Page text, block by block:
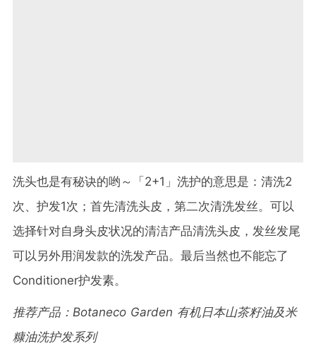
洗头也是有秘诀的哟～「2+1」洗护的意思是：清洗2
次、护发1次；首先清洗头皮，第二次清洗发丝。可以
选择针对自身头皮状况的清洁产品清洗头皮，发丝发尾
可以另外用润发款的洗发产品。最后当然也不能忘了
Conditioner护发素。
推荐产品：Botaneco Garden 有机日本山茶籽油及米
糠油洗护发系列